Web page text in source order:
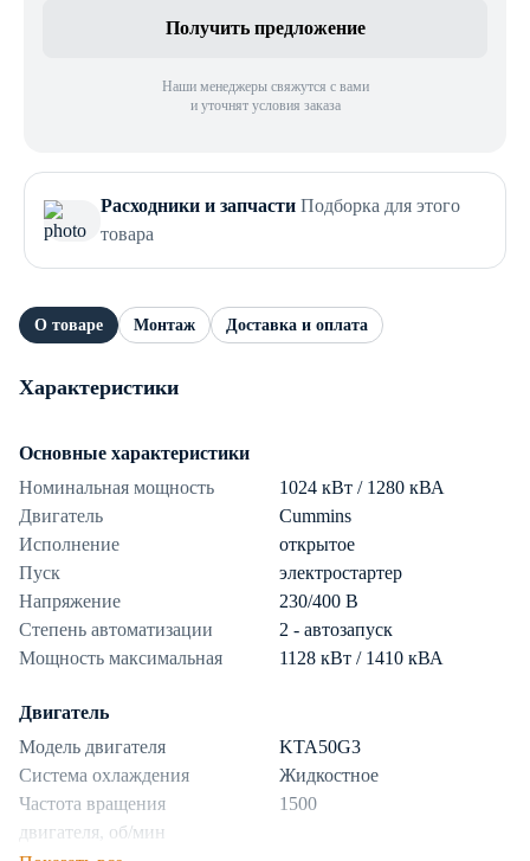
Получить предложение
Наши менеджеры свяжутся с вами
и уточнят условия заказа
Расходники и запчасти Подборка для этого
товара
О товаре Монтаж Доставка и оплата
Характеристики
Основные характеристики
Номинальная мощность
1024 кВт / 1280 кВА
Двигатель
Cummins
Исполнение
открытое
Пуск
электростартер
Напряжение
230/400 В
Степень автоматизации
2 - автозапуск
Мощность максимальная
1128 кВт / 1410 кВА
Двигатель
Модель двигателя
KTA50G3
Система охлаждения
Жидкостное
Частота вращения
двигателя, об/мин
1500